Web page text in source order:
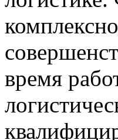
время